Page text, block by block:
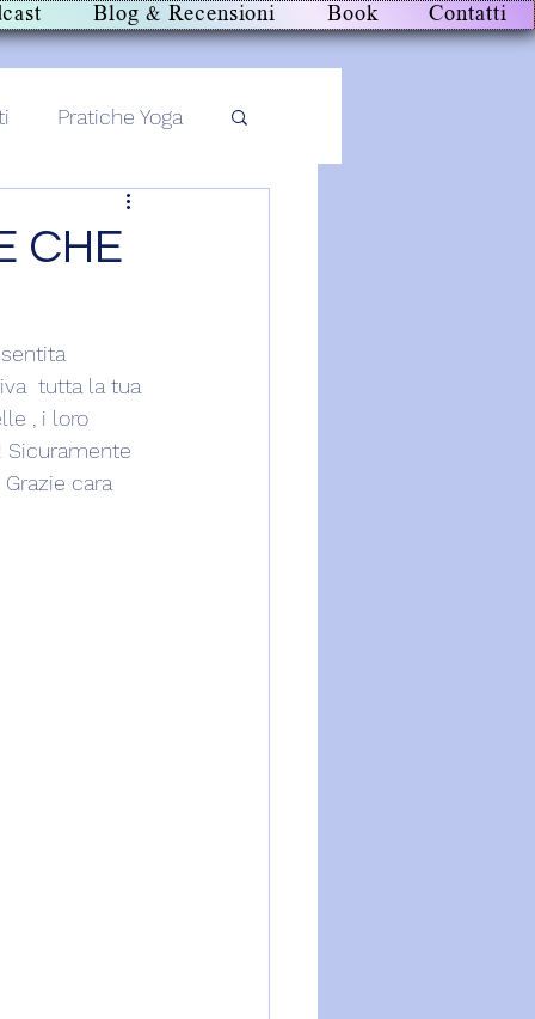
Blog & Recensioni Book Contatti
Pratiche Yoga
CHE
tutta la tua
, i loro
Sicuramente
cara